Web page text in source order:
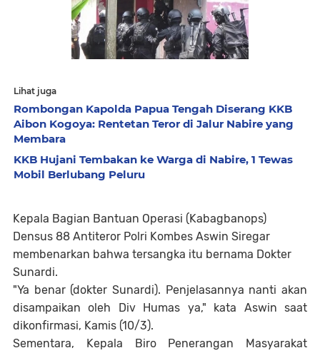
Lihat juga
Rombongan Kapolda Papua Tengah Diserang KKB
Aibon Kogoya: Rentetan Teror di Jalur Nabire yang
Membara
KKB Hujani Tembakan ke Warga di Nabire, 1 Tewas
Mobil Berlubang Peluru
Kepala Bagian Bantuan Operasi (Kabagbanops)
Densus 88 Antiteror Polri Kombes Aswin Siregar
membenarkan bahwa tersangka itu bernama Dokter
Sunardi.
"Ya benar (dokter Sunardi). Penjelasannya nanti akan
disampaikan oleh Div Humas ya," kata Aswin saat
dikonfirmasi, Kamis (10/3).
Sementara, Kepala Biro Penerangan Masyarakat